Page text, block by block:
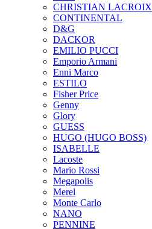
CHRISTIAN LACROIX
CONTINENTAL
D&G
DACKOR
EMILIO PUCCI
Emporio Armani
Enni Marco
ESTILO
Fisher Price
Genny
Glory
GUESS
HUGO (HUGO BOSS)
ISABELLE
Lacoste
Mario Rossi
Megapolis
Merel
Monte Carlo
NANO
PENNINE